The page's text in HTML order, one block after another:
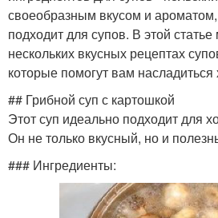
своеобразным вкусом и
подходит для супов. В этой
нескольких вкусных рецептах
которые помогут вам
## Грибной суп с картошкой
Этот суп идеально подходит для
Он не только вкусный, но и
### Ингредиенты: